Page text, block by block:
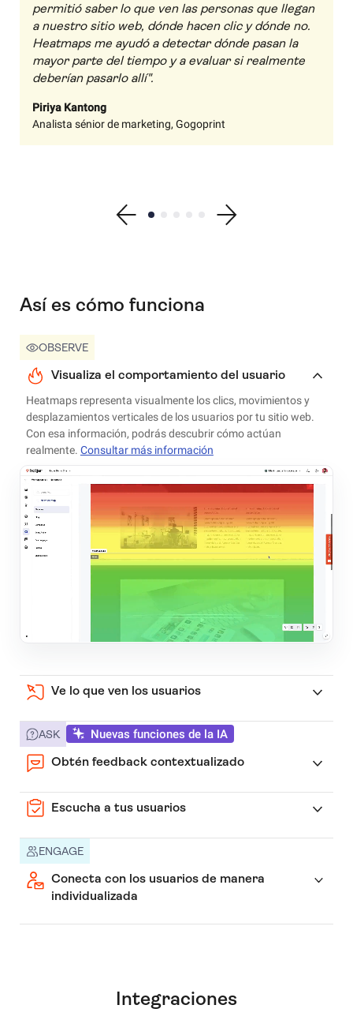
permitió saber lo que ven las personas que llegan
a nuestro sitio web, dónde hacen clic y dónde no.
Heatmaps me ayudó a detectar dónde pasan la
mayor parte del tiempo y a evaluar si realmente
deberían pasarlo allí".
Piriya Kantong
Analista sénior de marketing, Gogoprint
Show previous testimonial
Show testimonial 1
Show testimonial 2
Show testimonial 3
Show testimonial 4
Show testimonial 5
Show next testimonial
Así es cómo funciona
OBSERVE
Visualiza el comportamiento del usuario
Heatmaps representa visualmente los clics, movimientos y
desplazamientos verticales de los usuarios por tu sitio web.
Con esa información, podrás descubrir cómo actúan
realmente. Consultar más información
Ve lo que ven los usuarios
ASK Nuevas funciones de la IA
Obtén feedback contextualizado
Escucha a tus usuarios
ENGAGE
Conecta con los usuarios de manera
individualizada
Integraciones